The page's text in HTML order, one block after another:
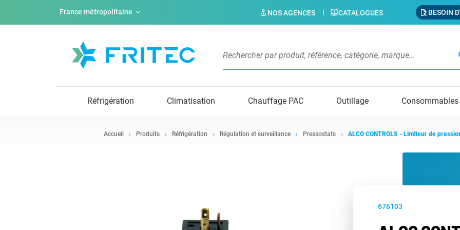
France métropolitaine NOS AGENCES CATALOGUES BESOIN
Réfrigération Climatisation Chauffage PAC Outillage Consommables
Accueil Produits Réfrigération Régulation et surveillance Pressostats ALCO CONTROLS - Limiteur de
676103